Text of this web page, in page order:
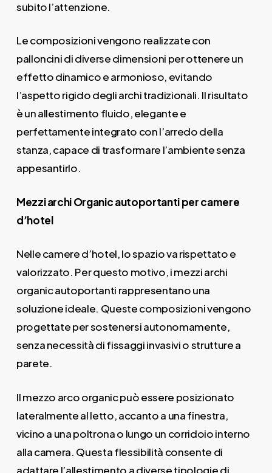
subito l’attenzione.
Le composizioni vengono realizzate con
palloncini di diverse dimensioni per ottenere un
effetto dinamico e armonioso, evitando
l’aspetto rigido degli archi tradizionali. Il risultato
è un allestimento fluido, elegante e
perfettamente integrato con l’arredo della
stanza, capace di trasformare l’ambiente senza
appesantirlo.
Mezzi archi Organic autoportanti per camere
d’hotel
Nelle camere d’hotel, lo spazio va rispettato e
valorizzato. Per questo motivo, i mezzi archi
organic autoportanti rappresentano una
soluzione ideale. Queste composizioni vengono
progettate per sostenersi autonomamente,
senza necessità di fissaggi invasivi o strutture a
parete.
Il mezzo arco organic può essere posizionato
lateralmente al letto, accanto a una finestra,
vicino a una poltrona o lungo un corridoio interno
alla camera. Questa flessibilità consente di
adattare l’allestimento a diverse tipologie di